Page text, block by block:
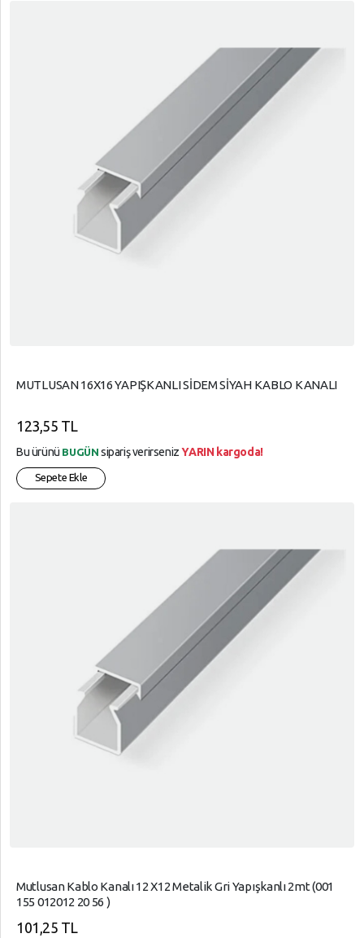
MUTLUSAN 16X16 YAPIŞKANLI SİDEM SİYAH KABLO KANALI
123,55 TL
Bu ürünü BUGÜN sipariş verirsenizYARIN kargoda!
Sepete Ekle
Mutlusan Kablo Kanalı 12 X12 Metalik Gri Yapışkanlı 2mt (001
155 012012 20 56 )
101,25 TL